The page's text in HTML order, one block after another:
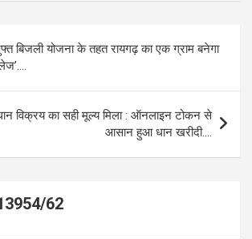
at
s
A
p
p
e
gr
a
m
ail py
n
k
ar
बिजली योजना के तहत रायगढ़ का एक ग्राम बनेगा
विक्रय का सही मूल्य मिला : ऑनलाइन टोकन से
आसान हुआ धान खरीदी….
62